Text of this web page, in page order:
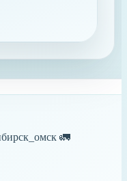
🚛